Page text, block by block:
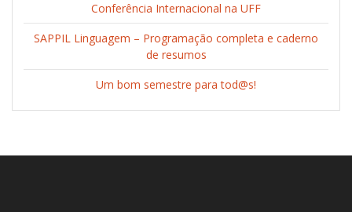
Conferência Internacional na UFF
SAPPIL Linguagem – Programação completa e caderno
de resumos
Um bom semestre para tod@s!